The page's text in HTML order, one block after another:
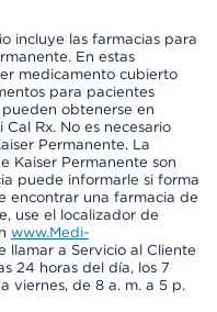
incluye las farmacias para
En estas
medicamento cubierto
para pacientes
obtenerse en
Rx. No es necesario
Permanente. La
Kaiser Permanente son
puede informarle si forma
encontrar una farmacia de
use el localizador de
www.Medi-
llamar a Servicio al Cliente
24 horas del día, los 7
viernes, de 8 a. m. a 5 p.